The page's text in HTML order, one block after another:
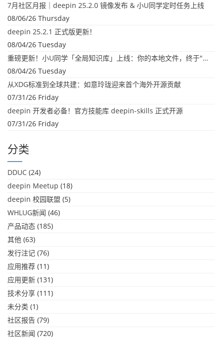
7月社区月报｜deepin 25.2.0 镜像发布 & 小U同学定时任务上线
08/06/26 Thursday
deepin 25.2.1 正式版更新！
08/04/26 Tuesday
重磅更新！小U同学「全局知识库」上线：你的本地文件，终于"活"起来了
08/04/26 Tuesday
从XDG标准到全球共建：如意玲珑迎来首个海外开源贡献
07/31/26 Friday
deepin 开发者必备！官方技能库 deepin-skills 正式开源
07/31/26 Friday
分类
DDUC (24)
deepin Meetup (18)
deepin 校园联盟 (5)
WHLUG新闻 (46)
产品动态 (185)
其他 (63)
发行注记 (76)
应用推荐 (11)
应用更新 (131)
技术分享 (111)
未分类 (1)
社区报告 (79)
社区新闻 (720)